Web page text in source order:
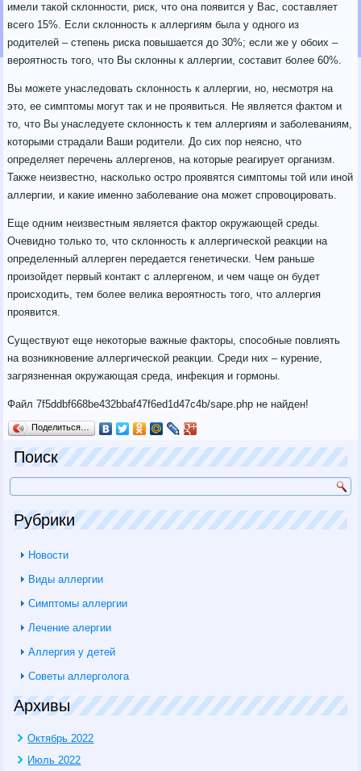
имели такой склонности, риск, что она появится у Вас, составляет
всего 15%. Если склонность к аллергиям была у одного из
родителей – степень риска повышается до 30%; если же у обоих –
вероятность того, что Вы склонны к аллергии, составит более 60%.
Вы можете унаследовать склонность к аллергии, но, несмотря на
это, ее симптомы могут так и не проявиться. Не является фактом и
то, что Вы унаследуете склонность к тем аллергиям и заболеваниям,
которыми страдали Ваши родители. До сих пор неясно, что
определяет перечень аллергенов, на которые реагирует организм.
Также неизвестно, насколько остро проявятся симптомы той или иной
аллергии, и какие именно заболевание она может спровоцировать.
Еще одним неизвестным является фактор окружающей среды.
Очевидно только то, что склонность к аллергической реакции на
определенный аллерген передается генетически. Чем раньше
произойдет первый контакт с аллергеном, и чем чаще он будет
происходить, тем более велика вероятность того, что аллергия
проявится.
Существуют еще некоторые важные факторы, способные повлиять
на возникновение аллергической реакции. Среди них – курение,
загрязненная окружающая среда, инфекция и гормоны.
Файл 7f5ddbf668be432bbaf47f6ed1d47c4b/sape.php не найден!
Поделиться…
Поиск
Рубрики
Новости
Виды аллергии
Симптомы аллергии
Лечение алергии
Аллергия у детей
Советы аллерголога
Архивы
Октябрь 2022
Июль 2022